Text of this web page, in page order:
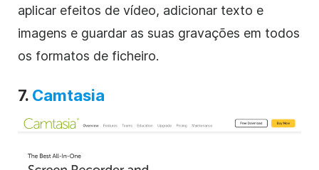
aplicar efeitos de vídeo, adicionar texto e
imagens e guardar as suas gravações em todos
os formatos de ficheiro.
7. Camtasia